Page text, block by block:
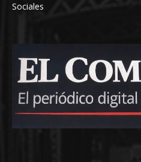
Sociales